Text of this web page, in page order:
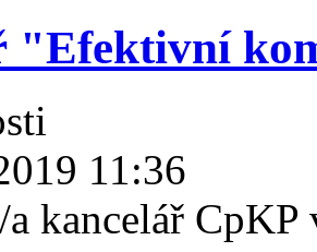
"Efektivní
11:36
a kancelář